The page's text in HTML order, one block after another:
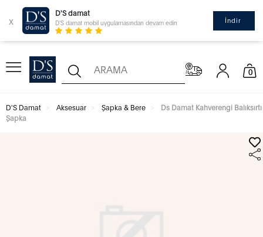
x
D'S damat
D'S damat mobil uygulamasından devam edin İndir
0
D'S Damat Aksesuar Şapka & Bere
Ds Damat Kahverengi Balıksırtı
Şapka